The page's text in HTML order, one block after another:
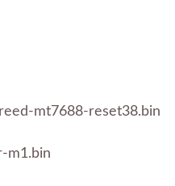
mt7688-reset38.bin
m1.bin